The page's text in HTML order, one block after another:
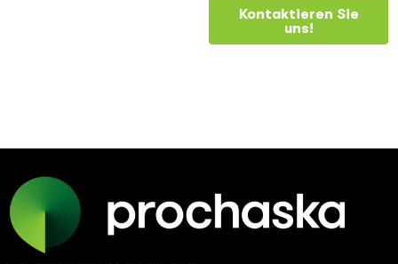
Kontaktieren Sie
uns!